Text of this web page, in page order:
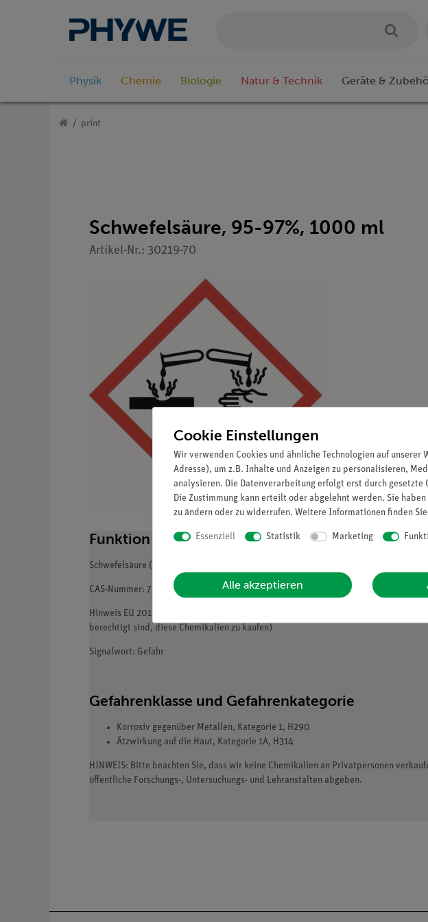
Physik Chemie Biologie Natur & Technik Geräte &
print
Schwefelsäure, 95-97%, 1000 ml
Artikel-Nr.: 30219-70
Funktion und Verwendung
Schwefelsäure (konz., 95% - 98%)
CAS-Nummer: 7664-93-9
Hinweis EU 2019 / 1148: Dieser Stoff unterliegt der Verordnung EU 2019 / 1148
berechtigt sind, diese Chemikalien zu kaufen)
Signalwort: Gefahr
Gefahrenklasse und Gefahrenkategorie
Korrosiv gegenüber Metallen, Kategorie 1, H290
Ätzwirkung auf die Haut, Kategorie 1A, H314
HINWEIS: Bitte beachten Sie, dass wir keine Chemikalien an Privatpersonen
öffentliche Forschungs-, Untersuchungs- und Lehranstalten abgeben.
Cookie Einstellungen
Wir verwenden Cookies und ähnliche Technologien auf
Adresse), um z.B. Inhalte und Anzeigen zu personalisieren,
analysieren. Die Datenverarbeitung erfolgt erst durch
Die Zustimmung kann erteilt oder abgelehnt werden. Sie
zu ändern oder zu widerrufen. Weitere Informationen finden
Essenziell Statistik Marketing
Alle akzeptieren